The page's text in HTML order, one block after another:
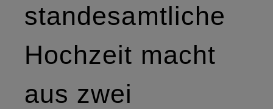
standesamtliche
Hochzeit macht
aus zwei